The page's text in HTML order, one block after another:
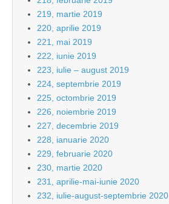
219, martie 2019
220, aprilie 2019
221, mai 2019
222, iunie 2019
223, iulie – august 2019
224, septembrie 2019
225, octombrie 2019
226, noiembrie 2019
227, decembrie 2019
228, ianuarie 2020
229, februarie 2020
230, martie 2020
231, aprilie-mai-iunie 2020
232, iulie-august-septembrie 2020